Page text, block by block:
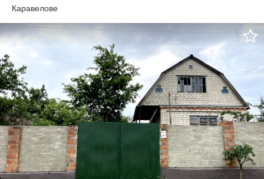
санвузол. Встановлено АГВ та теплу водяну підлогу, що
забезпечує комфортне проживання в холодну пору року та
економне споживання газу. На території: • власний окремий двір
та вхід! (Сусіди не турбуватимуть!) • заїзд для двох автомобілів;
• фруктовий сад; • місце для відпочинку та мангальна зона; •
невелика ділянка для городу. Усі комунікації підключені: газ,
електроенергія, вода, інтернет. У 2023 році пробурено ВЛАСНУ
СКВАЖИНУ з якісною водою для побутових потреб. ПРОДАЖ
ЛИШЕ ЗА ГОТІВКОВИЙ РОЗРАХУНОК ТОРГ ДЛЯ РЕАЛЬНИХ
ПОКУПЦІВ НА МІСЦІ Запрошую на перегляд!
Каравелове